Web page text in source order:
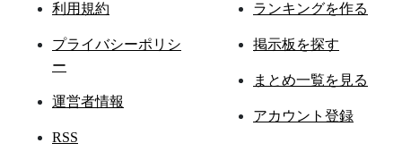
利用規約
プライバシーポリシ
ー
運営者情報
RSS
ランキングを作る
掲示板を探す
まとめ一覧を見る
アカウント登録